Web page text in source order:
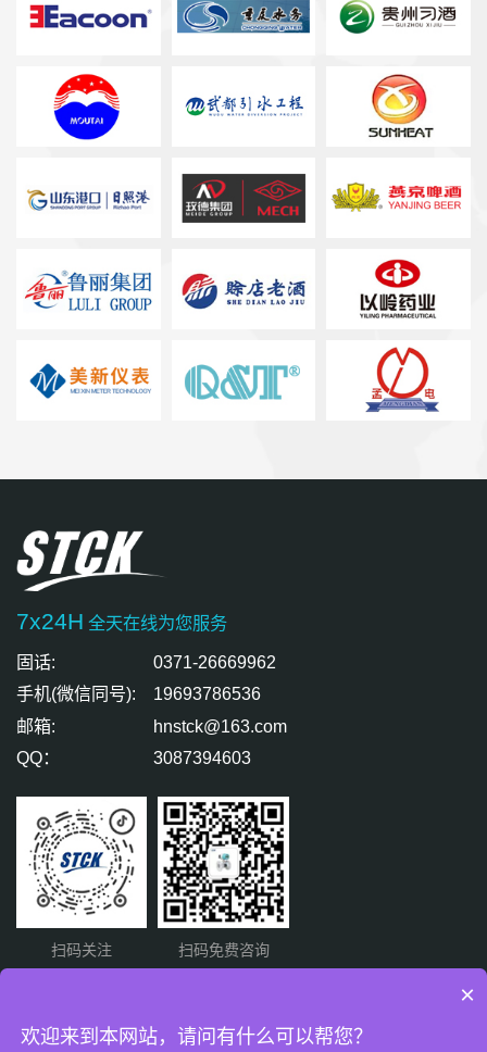
7x24H 全天在线为您服务
固话:
0371-26669962
手机(微信同号):
19693786536
邮箱:
hnstck@163.com
QQ：
3087394603
扫码关注 扫码免费咨询
×
欢迎来到本网站，请问有什么可以帮您？